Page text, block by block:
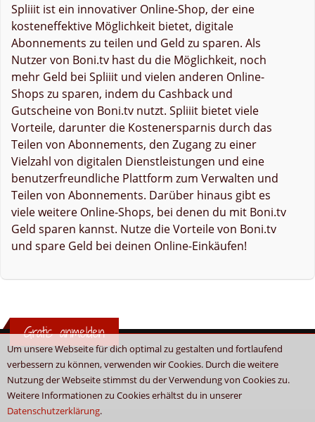
Um unsere Webseite für dich optimal zu gestalten und fortlaufend
verbessern zu können, verwenden wir Cookies. Durch die weitere
Nutzung der Webseite stimmst du der Verwendung von Cookies zu.
Weitere Informationen zu Cookies erhältst du in unserer
Datenschutzerklärung.
Spliiit ist ein innovativer Online-Shop, der eine
kosteneffektive Möglichkeit bietet, digitale
Abonnements zu teilen und Geld zu sparen. Als
Nutzer von Boni.tv hast du die Möglichkeit, noch
mehr Geld bei Spliiit und vielen anderen Online-
Shops zu sparen, indem du Cashback und
Gutscheine von Boni.tv nutzt. Spliiit bietet viele
Vorteile, darunter die Kostenersparnis durch das
Teilen von Abonnements, den Zugang zu einer
Vielzahl von digitalen Dienstleistungen und eine
benutzerfreundliche Plattform zum Verwalten und
Teilen von Abonnements. Darüber hinaus gibt es
viele weitere Online-Shops, bei denen du mit Boni.tv
Geld sparen kannst. Nutze die Vorteile von Boni.tv
und spare Geld bei deinen Online-Einkäufen!
Gratis anmelden